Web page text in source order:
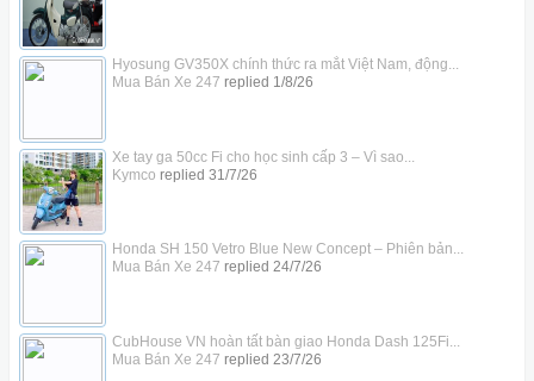
Hyosung GV350X chính thức ra mắt Việt Nam, động...
Mua Bán Xe 247 replied 1/8/26
Xe tay ga 50cc Fi cho học sinh cấp 3 – Vì sao...
Kymco replied 31/7/26
Honda SH 150 Vetro Blue New Concept – Phiên bản...
Mua Bán Xe 247 replied 24/7/26
CubHouse VN hoàn tất bàn giao Honda Dash 125Fi...
Mua Bán Xe 247 replied 23/7/26